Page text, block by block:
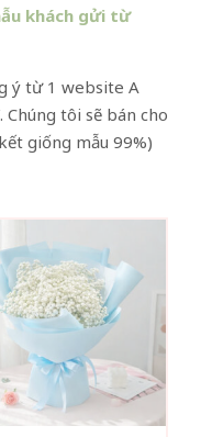
khách gửi từ
ý từ 1 website A
tôi sẽ bán cho
giống mẫu 99%)